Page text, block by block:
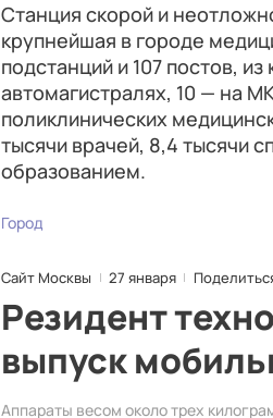
Станция скорой и
крупнейшая в городе
подстанций и 107 постов,
автомагистралях, 10 — на
поликлинических
тысячи врачей, 8,4 тысячи
образованием.
Город
Сайт Москвы 27 января
Резидент
выпуск
Аппараты весом около трех